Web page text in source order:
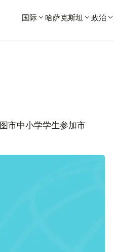
国际 哈萨克斯坦 政治
市中小学学生参加市